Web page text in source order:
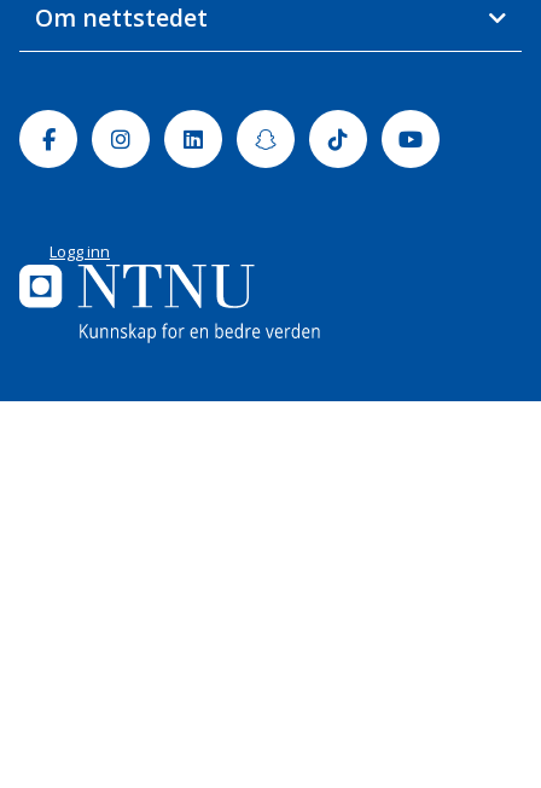
Om nettstedet
FacebookInstagramLinkedinSnapchatTiktok Youtube
Logg inn